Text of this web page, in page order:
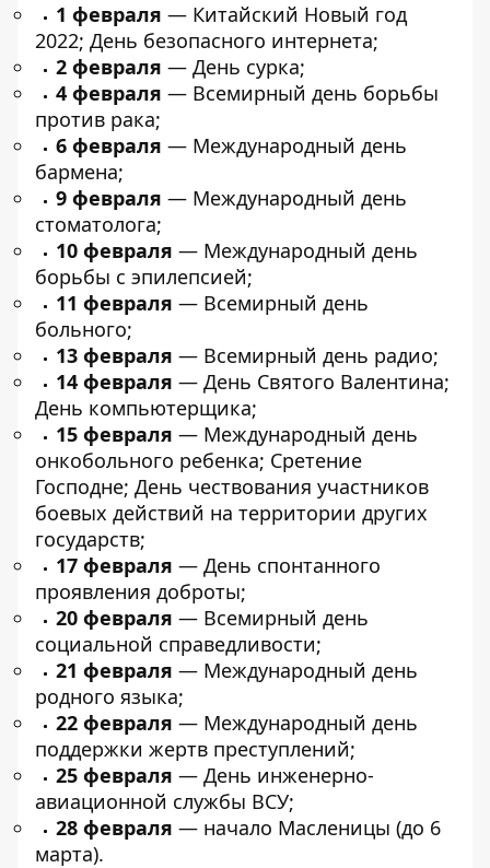
1 февраля — Китайский Новый год
2022; День безопасного интернета;
2 февраля — День сурка;
4 февраля — Всемирный день борьбы
против рака;
6 февраля — Международный день
бармена;
9 февраля — Международный день
стоматолога;
10 февраля — Международный день
борьбы с эпилепсией;
11 февраля — Всемирный день
больного;
13 февраля — Всемирный день радио;
14 февраля — День Святого Валентина;
День компьютерщика;
15 февраля — Международный день
онкобольного ребенка; Сретение
Господне; День чествования участников
боевых действий на территории других
государств;
17 февраля — День спонтанного
проявления доброты;
20 февраля — Всемирный день
социальной справедливости;
21 февраля — Международный день
родного языка;
22 февраля — Международный день
поддержки жертв преступлений;
25 февраля — День инженерно-
авиационной службы ВСУ;
28 февраля — начало Масленицы (до 6
марта).